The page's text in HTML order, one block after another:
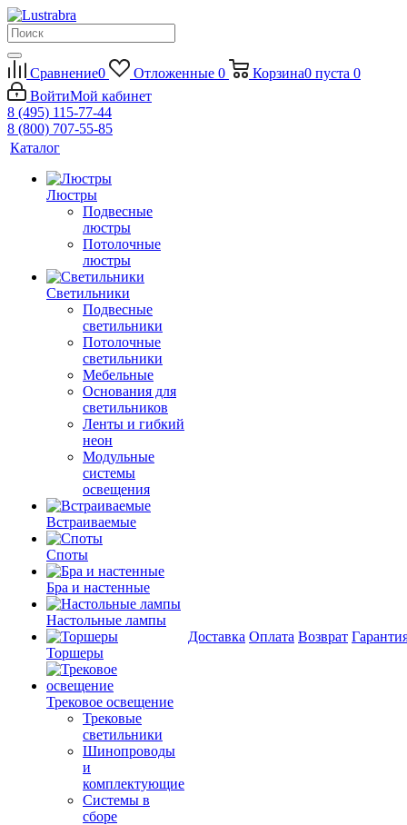
Сравнение0 Отложенные 0 Корзина0 пуста 0
ВойтиМой кабинет
8 (495) 115-77-44
8 (800) 707-55-85
Каталог
Люстры
Подвесные
люстры
Потолочные
люстры
Светильники
Подвесные
светильники
Потолочные
светильники
Мебельные
Основания для
светильников
Ленты и гибкий
неон
Модульные
системы
освещения
Встраиваемые
Споты
Бра и настенные
Настольные лампы
Торшеры
Трековое освещение
Трековые
светильники
Шинопроводы
и
комплектующие
Системы в
сборе
Доставка Оплата Возврат